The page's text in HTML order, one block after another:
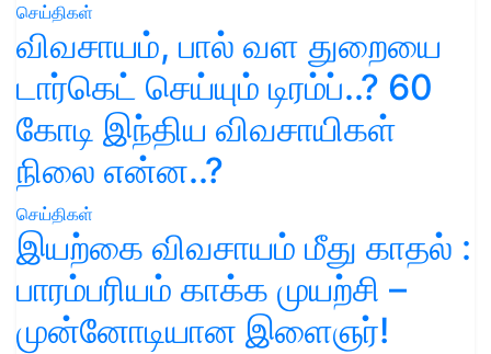
செய்திகள்
விவசாயம், பால் வள துறையை
டார்கெட் செய்யும் டிரம்ப்..? 60
கோடி இந்திய விவசாயிகள்
நிலை என்ன..?
செய்திகள்
இயற்கை விவசாயம் மீது காதல் :
பாரம்பரியம் காக்க முயற்சி –
முன்னோடியான இளைஞர்!